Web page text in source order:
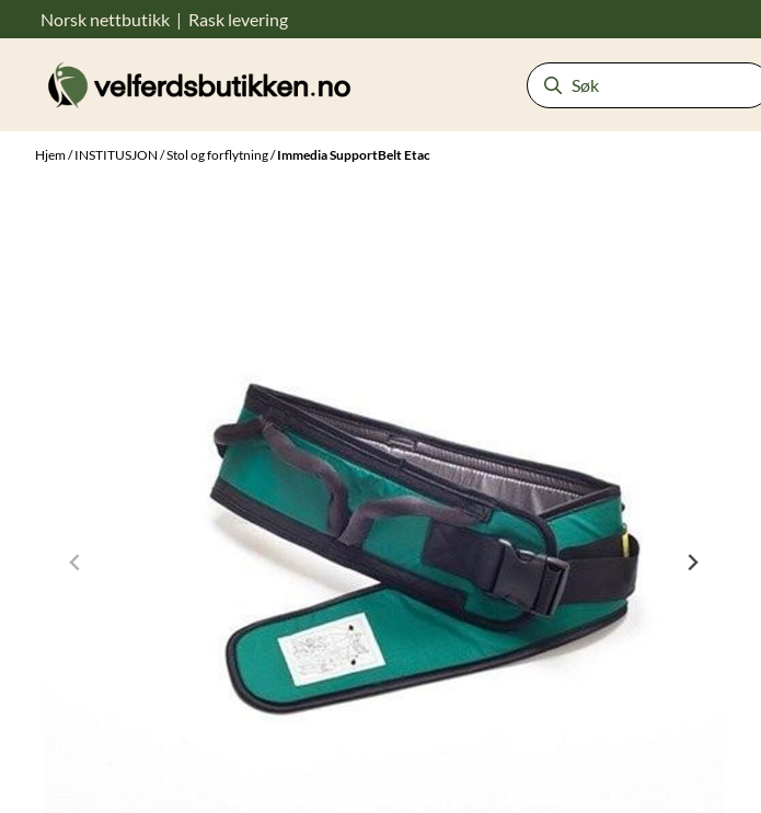
Hopp til innhold
Norsk nettbutikk | Rask levering
Hjem/INSTITUSJON /Stol og forflytning/Immedia SupportBelt Etac